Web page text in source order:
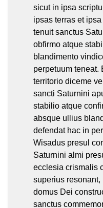
sicut in ipsa
ipsas terras et
tenuit sanctus
obfirmo atque
blandimento
perpetuum teneat.
territorio diceme
sancti Saturnini
stabilio atque
absque ullius
defendat hac in
Wisadus presul
Saturnini almi
ecclesia crismalis
superius resonant,
domus Dei
sanctus